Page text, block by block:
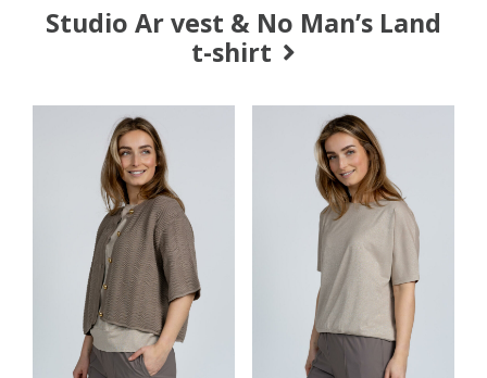
Studio Ar vest & No Man’s Land
t-shirt